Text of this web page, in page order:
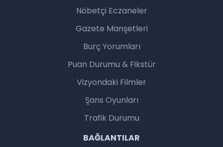
Nöbetçi Eczaneler
Gazete Manşetleri
Burç Yorumları
Puan Durumu & Fikstür
Vizyondaki Filmler
Şans Oyunları
Trafik Durumu
BAĞLANTILAR